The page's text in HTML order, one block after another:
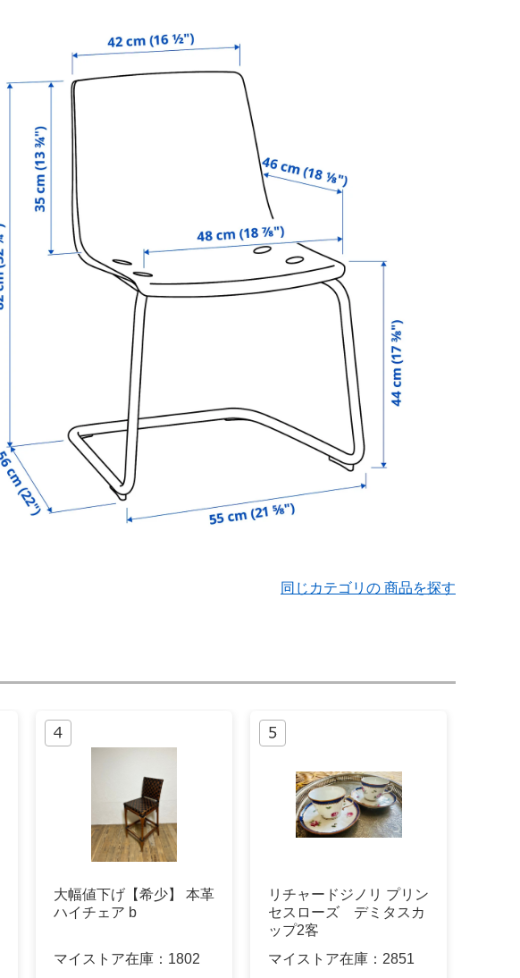
同じカテゴリの 商品を探す
大幅値下げ【希少】 本革
ハイチェア b
マイストア在庫： 1802
リチャードジノリ プリン
セスローズ デミタスカ
ップ2客
マイストア在庫： 2851